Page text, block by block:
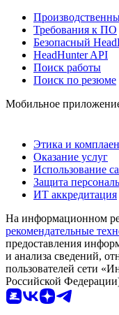
Требования к ПО
Безопасный
HeadHunter API
Поиск работы
Поиск по резюме
Мобильное
Этика и
Оказание услуг
Использование
Защита
ИТ аккредитация
На информационном
рекомендательные
предоставления
и анализа сведений,
пользователей сети
Российской